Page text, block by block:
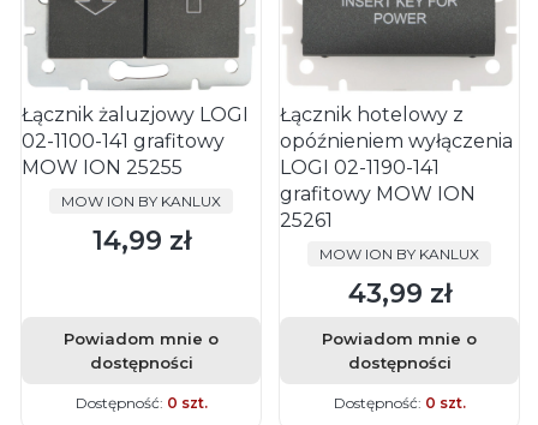
Łącznik żaluzjowy LOGI
02-1100-141 grafitowy
MOW ION 25255
PRODUCENT
MOW ION BY KANLUX
Cena
14,99 zł
Powiadom mnie o
dostępności
Dostępność: 0 szt.
Łącznik hotelowy z
opóźnieniem wyłączenia
LOGI 02-1190-141
grafitowy MOW ION
25261
PRODUCENT
MOW ION BY KANLUX
Cena
43,99 zł
Powiadom mnie o
dostępności
Dostępność: 0 szt.